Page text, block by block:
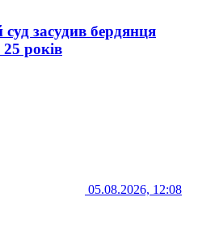
суд засудив бердянця
років
05.08.2026, 12:08